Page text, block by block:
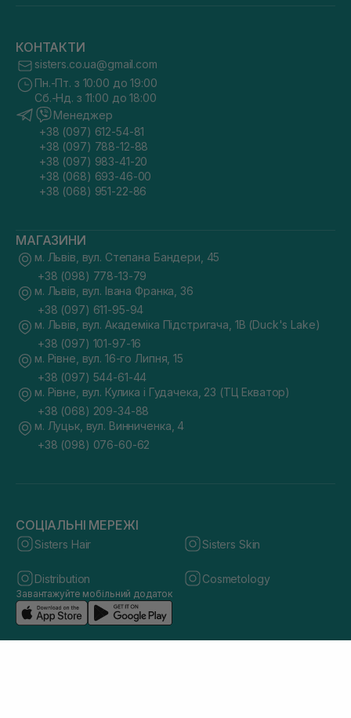
КОНТАКТИ
sisters.co.ua@gmail.com
Пн.-Пт. з 10:00 до 19:00
Сб.-Нд. з 11:00 до 18:00
Менеджер
+38 (097) 612-54-81
+38 (097) 788-12-88
+38 (097) 983-41-20
+38 (068) 693-46-00
+38 (068) 951-22-86
МАГАЗИНИ
м. Львів, вул. Степана Бандери, 45
+38 (098) 778-13-79
м. Львів, вул. Івана Франка, 36
+38 (097) 611-95-94
м. Львів, вул. Академіка Підстригача, 1В (Duck's Lake)
+38 (097) 101-97-16
м. Рівне, вул. 16-го Липня, 15
+38 (097) 544-61-44
м. Рівне, вул. Кулика і Гудачека, 23 (ТЦ Екватор)
+38 (068) 209-34-88
м. Луцьк, вул. Винниченка, 4
+38 (098) 076-60-62
СОЦІАЛЬНІ МЕРЕЖІ
Sisters Hair Sisters Skin
Distribution Cosmetology
Завантажуйте мобільний додаток